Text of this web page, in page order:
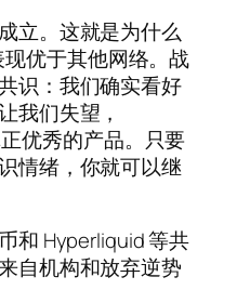
立。这就是为什么
优于其他网络。战
识：我们确实看好
我们失望，
优秀的产品。只要
情绪，你就可以继
和 Hyperliquid 等共
自机构和放弃逆势